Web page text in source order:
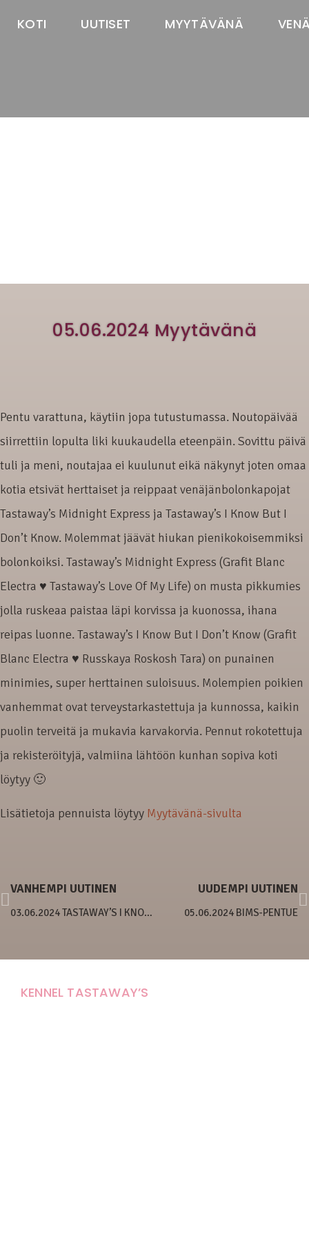
KOTI UUTISET MYYTÄVÄNÄ
05.06.2024 Myytävänä
Pentu varattuna, käytiin jopa tutustumassa. Noutopäivää
siirrettiin lopulta liki kuukaudella eteenpäin. Sovittu päivä
tuli ja meni, noutajaa ei kuulunut eikä näkynyt joten omaa
kotia etsivät herttaiset ja reippaat venäjänbolonkapojat
Tastaway’s Midnight Express ja Tastaway’s I Know But I
Don’t Know. Molemmat jäävät hiukan pienikokoisemmiksi
bolonkoiksi. Tastaway’s Midnight Express (Grafit Blanc
Electra ♥ Tastaway’s Love Of My Life) on musta pikkumies
jolla ruskeaa paistaa läpi korvissa ja kuonossa, ihana
reipas luonne. Tastaway’s I Know But I Don’t Know (Grafit
Blanc Electra ♥ Russkaya Roskosh Tara) on punainen
minimies, super herttainen suloisuus. Molempien poikien
vanhemmat ovat terveystarkastettuja ja kunnossa, kaikin
puolin terveitä ja mukavia karvakorvia. Pennut rokotettuja
ja rekisteröityjä, valmiina lähtöön kunhan sopiva koti
löytyy 🙂
Lisätietoja pennuista löytyy Myytävänä-sivulta
VANHEMPI UUTINEN
03.06.2024 TASTAWAY’S I KNOW BUT I DON’T KNOW
UUDEMPI UUTINEN
05.06.2024 BIMS-PENTUE
KENNEL TASTAWAY’S